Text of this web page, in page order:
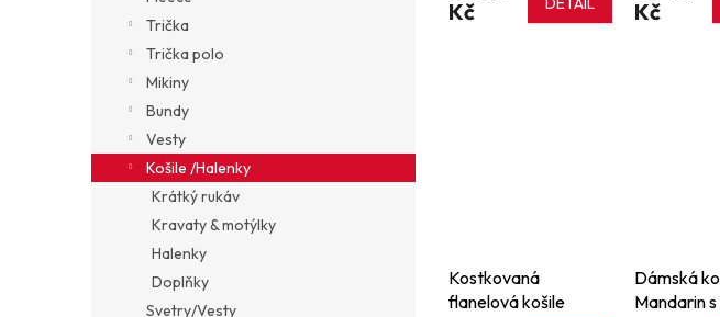
Trička
Trička polo
Mikiny
Bundy
Vesty
Košile /Halenky
Krátký rukáv
Kravaty & motýlky
Halenky
Doplňky
Svetry/Vesty
Kč
snadnou
Kč
Kostkovaná
flanelová košile
Dámská
Mandarin